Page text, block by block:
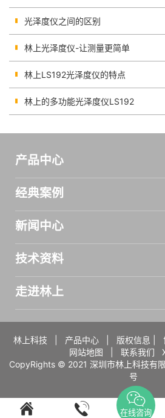
光泽度仪之间的区别
林上光泽度仪-让测量更简单
林上LS192光泽度仪的特点
林上的多功能光泽度仪LS192
产品中心
经典案例
新闻中心
技术资料
走进林上
林上科技 产品中心| 版权信息
网站地图
联系我们
CopyRights © 2021 深圳市林上科技有
号
在线咨询